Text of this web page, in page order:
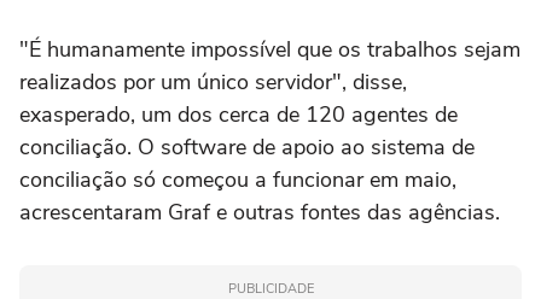
"É humanamente impossível que os trabalhos sejam
realizados por um único servidor", disse,
exasperado, um dos cerca de 120 agentes de
conciliação. O software de apoio ao sistema de
conciliação só começou a funcionar em maio,
acrescentaram Graf e outras fontes das agências.
PUBLICIDADE